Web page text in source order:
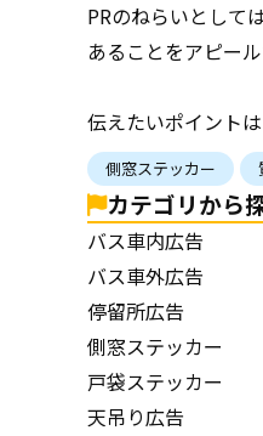
PRのねらいとして
あることをアピー
伝えたいポイント
側窓ステッカー
カテゴリから
バス車内広告
バス車外広告
停留所広告
側窓ステッカー
戸袋ステッカー
天吊り広告